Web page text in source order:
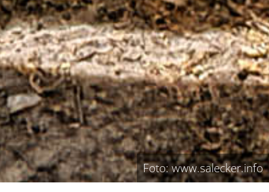
Foto: www.salecker.info